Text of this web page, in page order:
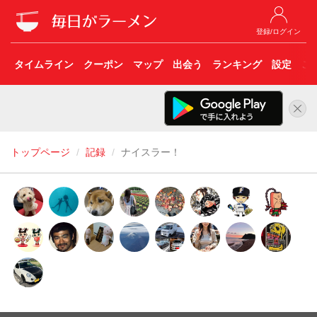
登録/ログイン
タイムライン クーポン マップ 出会う ランキング 設定 こ
トップページ 記録 ナイスラー！